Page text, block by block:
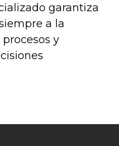
garantiza
a la
y